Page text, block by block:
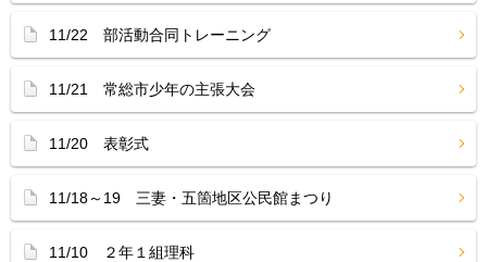
11/22 部活動合同トレーニング
11/21 常総市少年の主張大会
11/20 表彰式
11/18～19 三妻・五箇地区公民館まつり
11/10 ２年１組理科